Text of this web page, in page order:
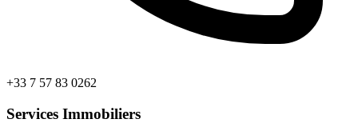
+33 7 57 83 0262
Services Immobiliers